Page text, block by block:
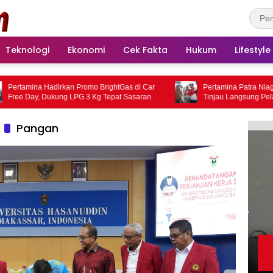
Teknologi Ekonomi Cek Fakta Hukum Lifestyle
Hadirkan Promo BrightGas di Car
Dukung LPG 3 Kg Tepat Sasaran
Pertamina Patra Niaga
Tinjau Langsung Pelayanan
Makassar, Pastikan Distribusi
Pangan